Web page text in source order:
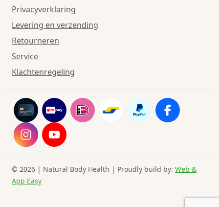
Privacyverklaring
Levering en verzending
Retourneren
Service
Klachtenregeling
© 2026 | Natural Body Health | Proudly build by: Web &
App Easy